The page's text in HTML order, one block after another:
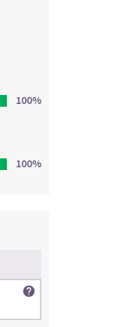
100%
100%